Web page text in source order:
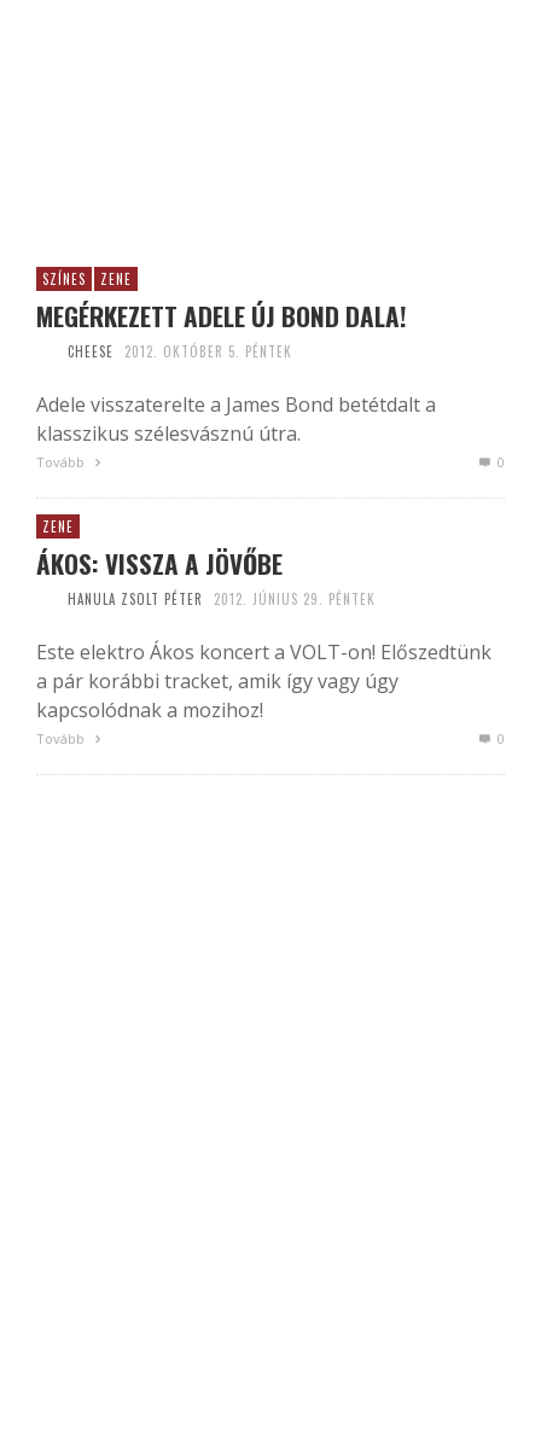
SZÍNES ZENE
MEGÉRKEZETT ADELE ÚJ BOND DALA!
CHEESE 2012. OKTÓBER 5. PÉNTEK
Adele visszaterelte a James Bond betétdalt a
klasszikus szélesvásznú útra.
Tovább 0
ZENE
ÁKOS: VISSZA A JÖVŐBE
HANULA ZSOLT PÉTER 2012. JÚNIUS 29. PÉNTEK
Este elektro Ákos koncert a VOLT-on! Előszedtünk
a pár korábbi tracket, amik így vagy úgy
kapcsolódnak a mozihoz!
Tovább 0